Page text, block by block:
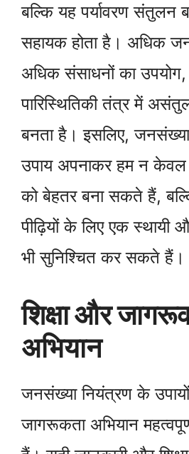
बल्कि यह पर्यावरण संतुलन
सहायक होता है। अधिक
अधिक संसाधनों का
पारिस्थितिकी तंत्र में
बनता है। इसलिए,
उपाय अपनाकर हम न
को बेहतर बना सकते हैं,
पीढ़ियों के लिए एक स्थायी
भी सुनिश्चित कर सकते हैं।
शिक्षा और
अभियान
जनसंख्या नियंत्रण के
जागरूकता अभियान